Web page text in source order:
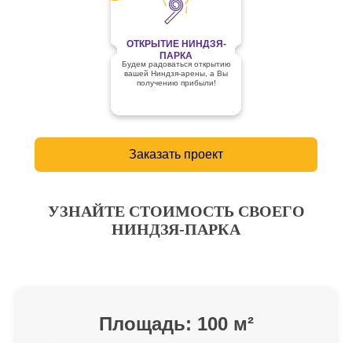
Заказать проект
ОТКРЫТИЕ НИНДЗЯ-
ПАРКА
Будем радоваться открытию
вашей Ниндзя-арены, а Вы
получению прибыли!
УЗНАЙТЕ СТОИМОСТЬ СВОЕГО
НИНДЗЯ-ПАРКА
Площадь: 100м²